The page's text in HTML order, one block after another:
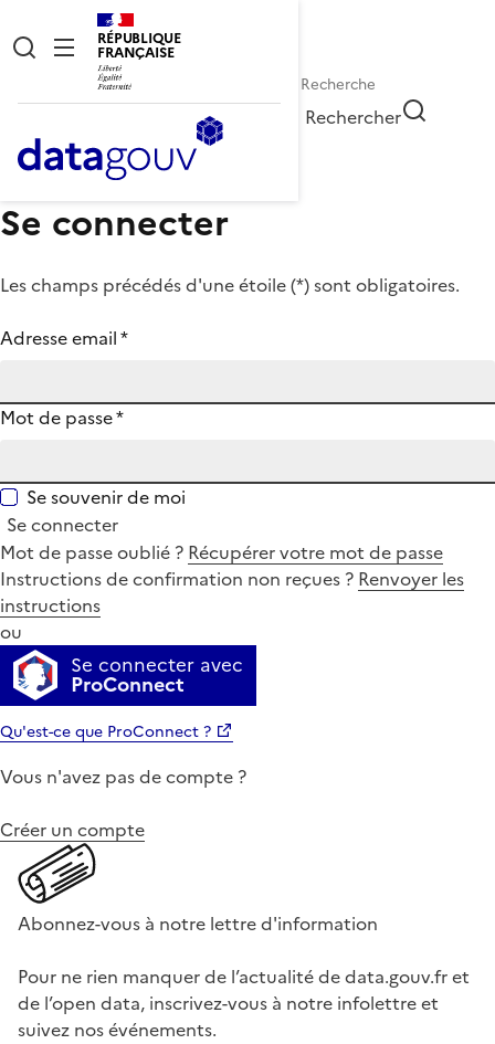
RÉPUBLIQUE
FRANÇAISE
Rechercher
Se connecter
Les champs précédés d'une étoile (*) sont obligatoires.
Adresse email*
Mot de passe*
Se souvenir de moi
Se connecter
Mot de passe oublié ? Récupérer votre mot de passe
Instructions de confirmation non reçues ? Renvoyer les
instructions
ou
Se connecter avec
ProConnect
Qu'est-ce que ProConnect ?
Vous n'avez pas de compte ?
Créer un compte
Abonnez-vous à notre lettre d'information
Pour ne rien manquer de l’actualité de data.gouv.fr et
de l’open data, inscrivez-vous à notre infolettre et
suivez nos événements.